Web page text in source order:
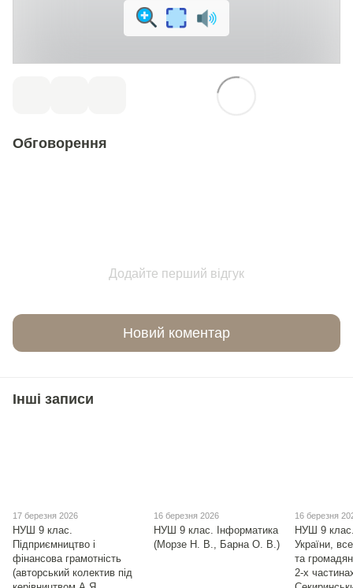
Обговорення
Додайте перший відгук
Новий коментар
Інші записи
17 березня 2026
НУШ 9 клас.
Підприємництво і
фінансова грамотність
(авторський колектив під
16 березня 2026
НУШ 9 клас. Інформатика
(Морзе Н. В., Барна О. В.)
16 березня
НУШ 9 клас.
України,
та
2-х